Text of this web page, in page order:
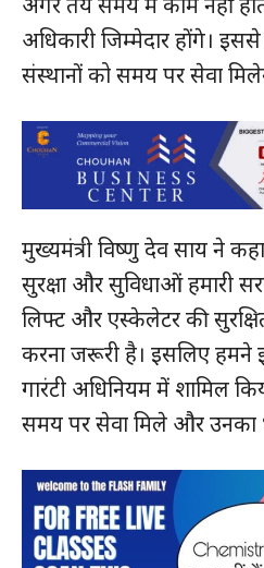
अधिकारी जिम्मेदार होंगे।
संस्थानों को समय पर सेवा
मुख्यमंत्री विष्णु देव साय ने
सुरक्षा और सुविधाओं हमारी
लिफ्ट और एस्केलेटर की
करना जरूरी है। इसलिए हमने
गारंटी अधिनियम में शामिल
समय पर सेवा मिले और उनका